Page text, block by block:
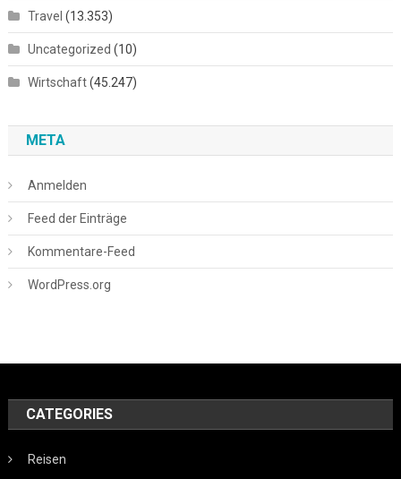
Travel (13.353)
Uncategorized (10)
Wirtschaft(45.247)
META
Anmelden
Feed der Einträge
Kommentare-Feed
WordPress.org
CATEGORIES
Reisen